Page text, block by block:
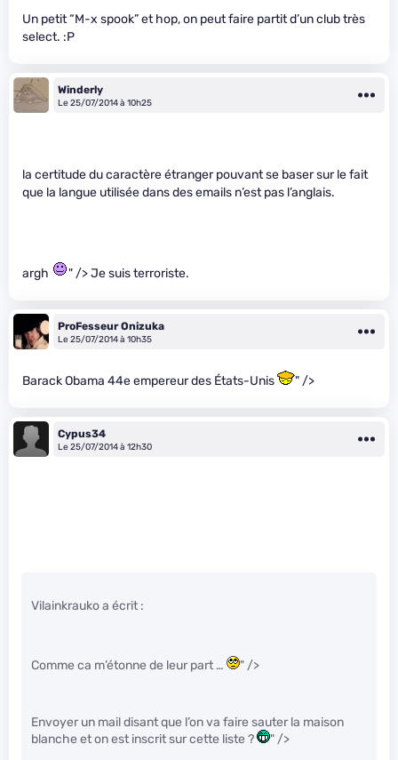
Un petit “M-x spook” et hop, on peut faire partit d’un club très
select. :P
Winderly
Le 25/07/2014 à 10h25
la certitude du caractère étranger pouvant se baser sur le fait
que la langue utilisée dans des emails n’est pas l’anglais.
argh " /> Je suis terroriste.
ProFesseur Onizuka
Le 25/07/2014 à 10h35
Barack Obama 44e empereur des États-Unis " />
Cypus34
Le 25/07/2014 à 12h30
Vilainkrauko a écrit :
Comme ca m’étonne de leur part … " />
Envoyer un mail disant que l’on va faire sauter la maison
blanche et on est inscrit sur cette liste ?
" />